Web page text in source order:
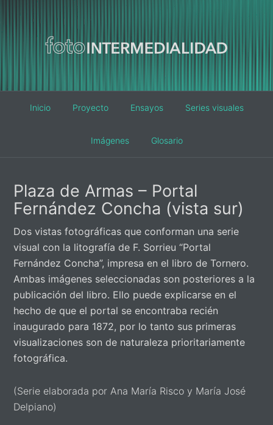
Main
Inicio Proyecto Ensayos Series visuales
Imágenes Glosario
Plaza de Armas – Portal
Fernández Concha (vista sur)
Dos vistas fotográficas que conforman una serie
visual con la litografía de F. Sorrieu “Portal
Fernández Concha”, impresa en el libro de Tornero.
Ambas imágenes seleccionadas son posteriores a la
publicación del libro. Ello puede explicarse en el
hecho de que el portal se encontraba recién
inaugurado para 1872, por lo tanto sus primeras
visualizaciones son de naturaleza prioritariamente
fotográfica.
(Serie elaborada por Ana María Risco y María José
Delpiano)